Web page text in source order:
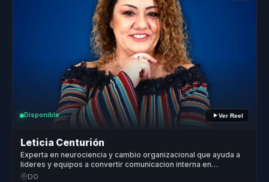
Disponible Ver Reel
Leticia Centurión
Experta en neurociencia y cambio organizacional que ayuda a
lideres y equipos a convertir comunicacion interna en
cohesion, criterio y ventaja competitiva.
DO